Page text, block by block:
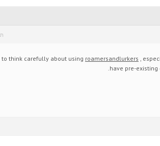
to think carefully about using roamersandlurkers ,
have pre-existing